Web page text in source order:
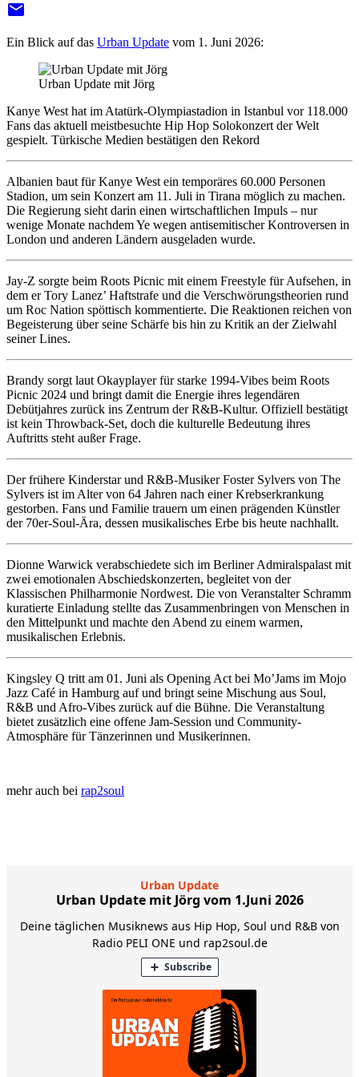
email
Ein Blick auf das Urban Update vom 1. Juni 2026:
Urban Update mit Jörg
Kanye West hat im Atatürk-Olympiastadion in Istanbul vor 118.000
Fans das aktuell meistbesuchte Hip Hop Solokonzert der Welt
gespielt. Türkische Medien bestätigen den Rekord
Albanien baut für Kanye West ein temporäres 60.000 Personen
Stadion, um sein Konzert am 11. Juli in Tirana möglich zu machen.
Die Regierung sieht darin einen wirtschaftlichen Impuls – nur
wenige Monate nachdem Ye wegen antisemitischer Kontroversen in
London und anderen Ländern ausgeladen wurde.
Jay-Z sorgte beim Roots Picnic mit einem Freestyle für Aufsehen, in
dem er Tory Lanez’ Haftstrafe und die Verschwörungstheorien rund
um Roc Nation spöttisch kommentierte. Die Reaktionen reichen von
Begeisterung über seine Schärfe bis hin zu Kritik an der Zielwahl
seiner Lines.
Brandy sorgt laut Okayplayer für starke 1994‑Vibes beim Roots
Picnic 2024 und bringt damit die Energie ihres legendären
Debütjahres zurück ins Zentrum der R&B‑Kultur. Offiziell bestätigt
ist kein Throwback‑Set, doch die kulturelle Bedeutung ihres
Auftritts steht außer Frage.
Der frühere Kinderstar und R&B‑Musiker Foster Sylvers von The
Sylvers ist im Alter von 64 Jahren nach einer Krebserkrankung
gestorben. Fans und Familie trauern um einen prägenden Künstler
der 70er‑Soul‑Ära, dessen musikalisches Erbe bis heute nachhallt.
Dionne Warwick verabschiedete sich im Berliner Admiralspalast mit
zwei emotionalen Abschiedskonzerten, begleitet von der
Klassischen Philharmonie Nordwest. Die von Veranstalter Schramm
kuratierte Einladung stellte das Zusammenbringen von Menschen in
den Mittelpunkt und machte den Abend zu einem warmen,
musikalischen Erlebnis.
Kingsley Q tritt am 01. Juni als Opening Act bei Mo’Jams im Mojo
Jazz Café in Hamburg auf und bringt seine Mischung aus Soul,
R&B und Afro-Vibes zurück auf die Bühne. Die Veranstaltung
bietet zusätzlich eine offene Jam-Session und Community-
Atmosphäre für Tänzerinnen und Musikerinnen.
mehr auch bei rap2soul